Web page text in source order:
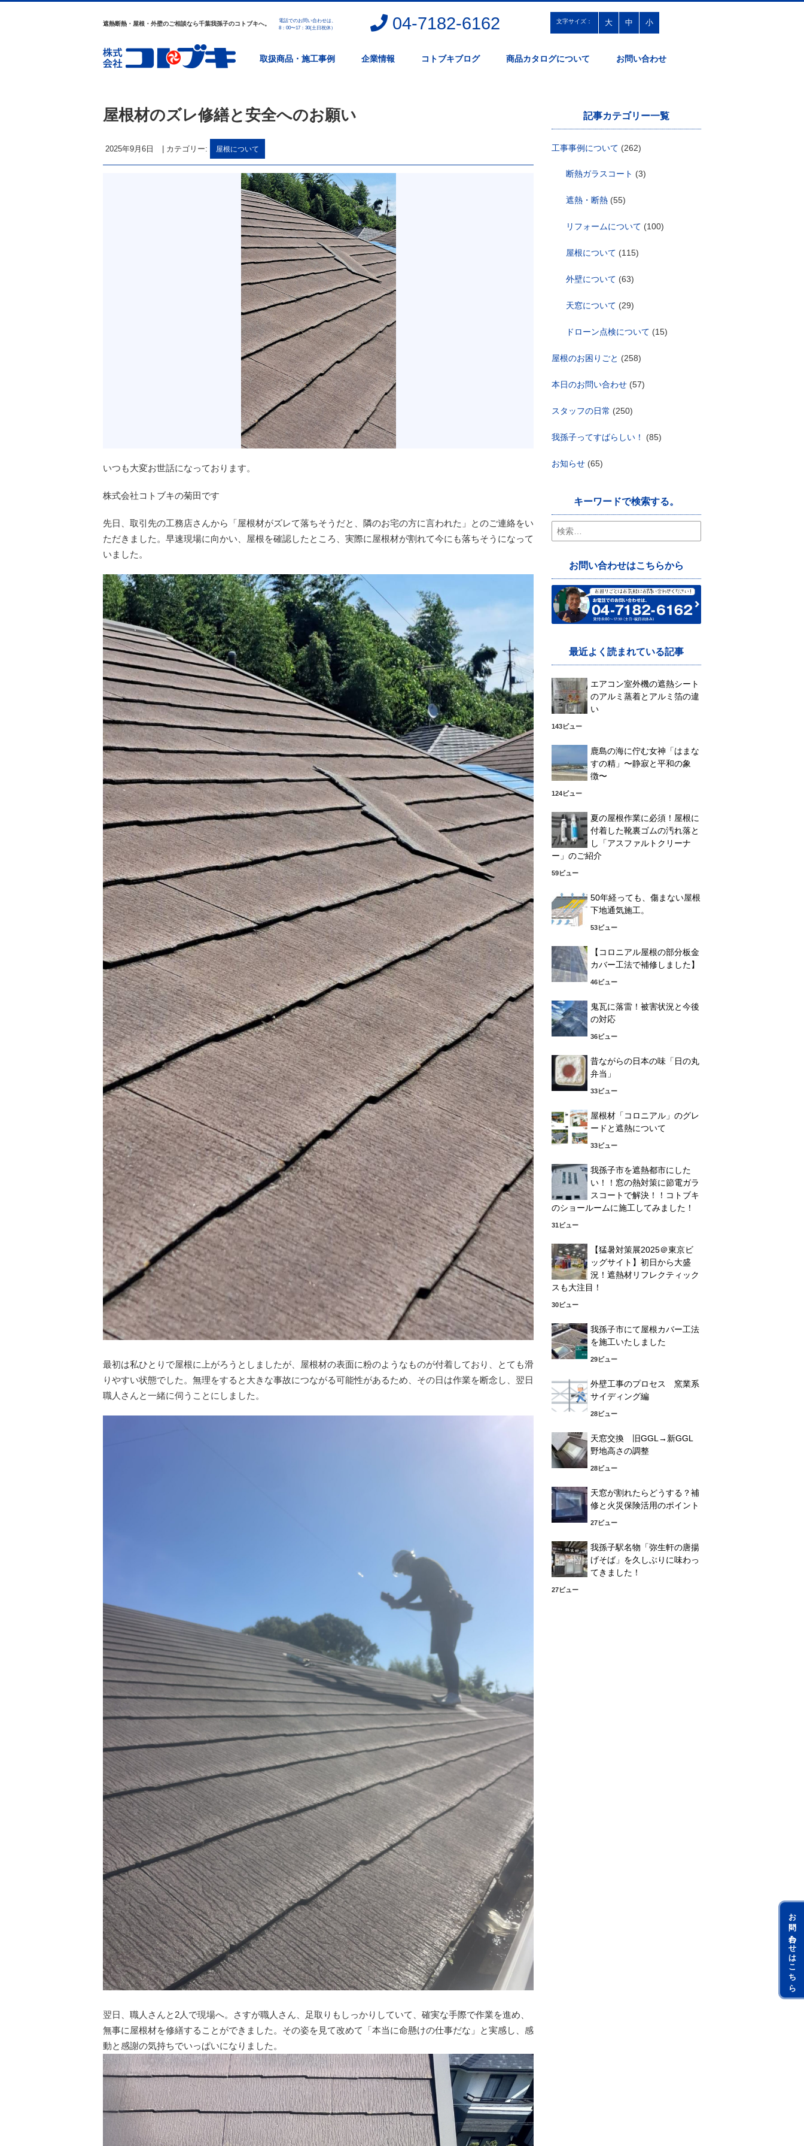
お問い合わせはこちら
遮熱断熱・屋根・外壁のご相談なら千葉我孫子のコトブキへ。
電話でのお問い合わせは、
8：00〜17：30(土日祝休）
04-7182-6162 文字サイズ： 大 中 小
取扱商品・施工事例 企業情報 コトブキブログ 商品カタログについて お問い合わせ
屋根材のズレ修繕と安全へのお願い
2025年9月6日 カテゴリー: 屋根について
いつも大変お世話になっております。
株式会社コトブキの菊田です
先日、取引先の工務店さんから「屋根材がズレて落ちそうだと、隣のお宅の方に言われた」とのご連絡をい
ただきました。早速現場に向かい、屋根を確認したところ、実際に屋根材が割れて今にも落ちそうになって
いました。
最初は私ひとりで屋根に上がろうとしましたが、屋根材の表面に粉のようなものが付着しており、とても滑
りやすい状態でした。無理をすると大きな事故につながる可能性があるため、その日は作業を断念し、翌日
職人さんと一緒に伺うことにしました。
翌日、職人さんと2人で現場へ。さすが職人さん、足取りもしっかりしていて、確実な手際で作業を進め、
無事に屋根材を修繕することができました。その姿を見て改めて「本当に命懸けの仕事だな」と実感し、感
動と感謝の気持ちでいっぱいになりました。
記事カテゴリー一覧
工事事例について (262)
断熱ガラスコート (3)
遮熱・断熱 (55)
リフォームについて (100)
屋根について (115)
外壁について (63)
天窓について (29)
ドローン点検について (15)
屋根のお困りごと (258)
本日のお問い合わせ (57)
スタッフの日常 (250)
我孫子ってすばらしい！ (85)
お知らせ (65)
キーワードで検索する。
検
索:
お問い合わせはこちらから
最近よく読まれている記事
エアコン室外機の遮熱シート
のアルミ蒸着とアルミ箔の違
い
143ビュー
鹿島の海に佇む女神「はまな
すの精」〜静寂と平和の象
徴〜
124ビュー
夏の屋根作業に必須！屋根に
付着した靴裏ゴムの汚れ落と
し「アスファルトクリーナ
ー」のご紹介
59ビュー
50年経っても、傷まない屋根
下地通気施工。
53ビュー
【コロニアル屋根の部分板金
カバー工法で補修しました】
46ビュー
鬼瓦に落雷！被害状況と今後
の対応
36ビュー
昔ながらの日本の味「日の丸
弁当」
33ビュー
屋根材「コロニアル」のグレ
ードと遮熱について
33ビュー
我孫子市を遮熱都市にした
い！！窓の熱対策に節電ガラ
スコートで解決！！コトブキ
のショールームに施工してみました！
31ビュー
【猛暑対策展2025＠東京ビ
ッグサイト】初日から大盛
況！遮熱材リフレクティック
スも大注目！
30ビュー
我孫子市にて屋根カバー工法
を施工いたしました
29ビュー
外壁工事のプロセス 窯業系
サイディング編
28ビュー
天窓交換 旧GGL→新GGL
野地高さの調整
28ビュー
天窓が割れたらどうする？補
修と火災保険活用のポイント
27ビュー
我孫子駅名物「弥生軒の唐揚
げそば」を久しぶりに味わっ
てきました！
27ビュー